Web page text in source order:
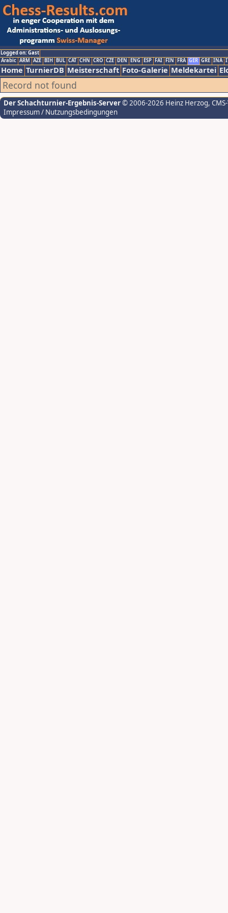
Logged on: Gast
Arabic ARM AZE BIH BUL CAT CHN CRO CZE DEN ENG ESP FAI FIN FRA GER GRE INA
Home TurnierDB Meisterschaft Foto-Galerie Meldekartei
Record not found
Der Schachturnier-Ergebnis-Server© 2006-2026 Heinz Herzog,
Impressum / Nutzungsbedingungen